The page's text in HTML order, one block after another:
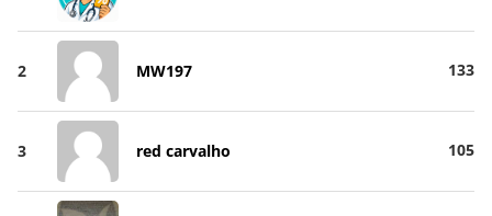
2 MW197 133
3 red carvalho 105